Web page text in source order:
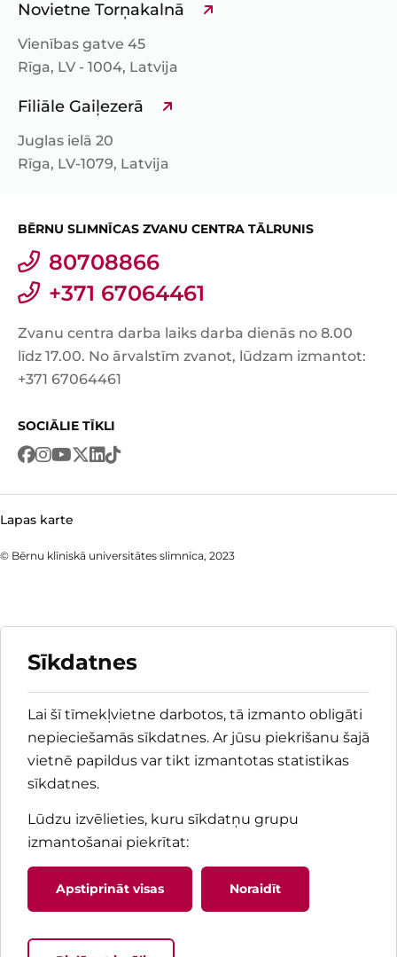
Novietne Torņakalnā
Vienības gatve 45
Rīga, LV - 1004, Latvija
Filiāle Gaiļezerā
Juglas ielā 20
Rīga, LV-1079, Latvija
BĒRNU SLIMNĪCAS ZVANU CENTRA TĀLRUNIS
80708866
+371 67064461
Zvanu centra darba laiks darba dienās no 8.00
līdz 17.00. No ārvalstīm zvanot, lūdzam izmantot:
+371 67064461
SOCIĀLIE TĪKLI
© Bērnu klīniskā universitātes slimnīca, 2023
Lapas karte
Sīkdatnes
Lai šī tīmekļvietne darbotos, tā izmanto obligāti
nepieciešamās sīkdatnes. Ar jūsu piekrišanu šajā
vietnē papildus var tikt izmantotas statistikas
sīkdatnes.
Lūdzu izvēlieties, kuru sīkdatņu grupu
izmantošanai piekrītat:
Apstiprināt visas Noraidīt